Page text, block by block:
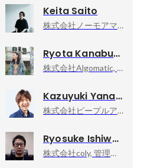
Keita Saito
株式会社ノーモアマンデー, 代表取締役
Ryota Kanabuchi
株式会社Algomatic, Algomatic Works デザインリード
Kazuyuki Yanagisawa
株式会社ピープルアンドデザイン, 事業開発
Ryosuke Ishiwatari
株式会社coly, 管理本部 副本部長 人事部 部長